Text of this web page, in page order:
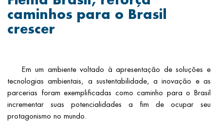
caminhos para o Brasil
crescer
Em um ambiente voltado à apresentação de soluções e
tecnologias ambientais, a sustentabilidade, a inovação e as
parcerias foram exemplificadas como caminho para o Brasil
incrementar suas potencialidades a fim de ocupar seu
protagonismo no mundo.